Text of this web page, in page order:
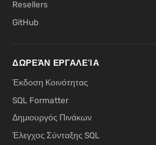
Resellers
GitHub
ΔΩΡΕΆΝ ΕΡΓΑΛΕΊΑ
Έκδοση Κοινότητας
SQL Formatter
Δημιουργός Πινάκων
Έλεγχος Σύνταξης SQL